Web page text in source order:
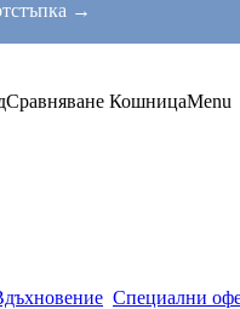
→
Сравняване КошницаMenu
Специални